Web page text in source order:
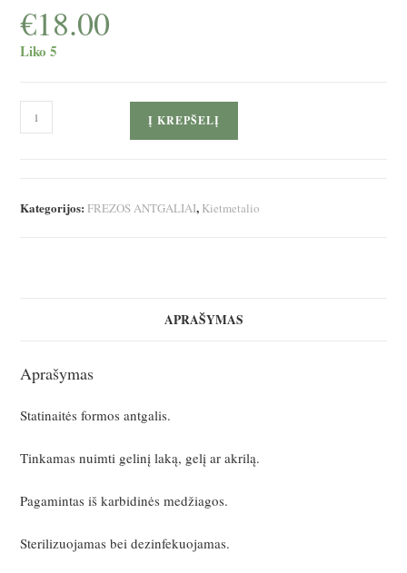
€18.00
Liko 5
produkto
kiekis:
antgalis
Į KREPŠELĮ
Kategorijos:FREZOS ANTGALIAI, Kietmetalio
APRAŠYMAS
Aprašymas
Statinaitės formos antgalis.
Tinkamas nuimti gelinį laką, gelį ar akrilą.
Pagamintas iš karbidinės medžiagos.
Sterilizuojamas bei dezinfekuojamas.